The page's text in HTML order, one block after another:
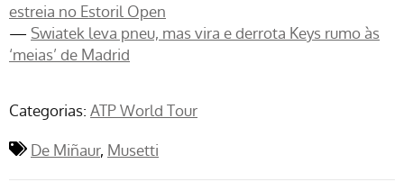
estreia no Estoril Open
— Swiatek leva pneu, mas vira e derrota Keys rumo às
‘meias’ de Madrid
Categorias: ATP World Tour
De Miñaur Musetti